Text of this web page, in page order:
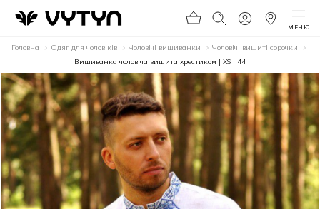
МЕНЮ
Головна Одяг для чоловіків Чоловічі вишиванки
Чоловічі вишиті сорочки
Вишиванка чоловіча вишита хрестиком | XS | 44